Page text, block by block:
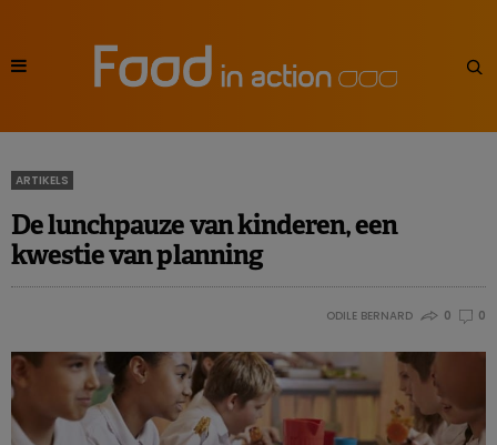
ARTIKELS
De lunchpauze van kinderen, een
kwestie van planning
ODILE BERNARD 0 0